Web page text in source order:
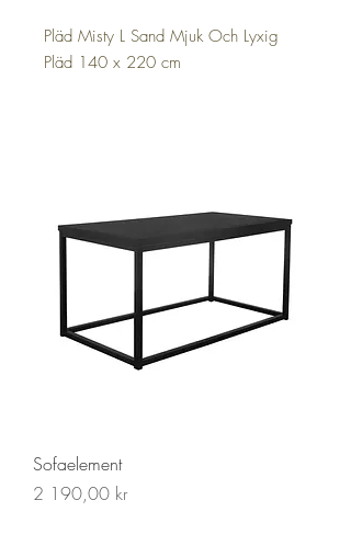
Pläd Misty L Sand Mjuk Och Lyxig
Pläd 140 x 220 cm
Sofaelement
Pris
2 190,00 kr